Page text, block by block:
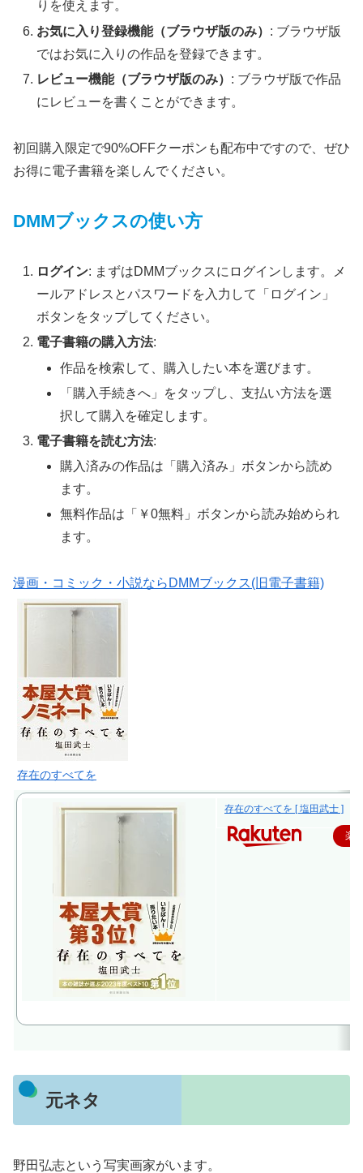
りを使えます。
お気に入り登録機能（ブラウザ版のみ） : ブラウザ版
ではお気に入りの作品を登録できます。
レビュー機能（ブラウザ版のみ） : ブラウザ版で作品
にレビューを書くことができます。
初回購入限定で90%OFFクーポンも配布中ですので、ぜひ
お得に電子書籍を楽しんでください。
DMMブックスの使い方
ログイン: まずはDMMブックスにログインします。メ
ールアドレスとパスワードを入力して「ログイン」
ボタンをタップしてください。
電子書籍の購入方法:
作品を検索して、購入したい本を選びます。
「購入手続きへ」をタップし、支払い方法を選
択して購入を確定します。
電子書籍を読む方法:
購入済みの作品は「購入済み」ボタンから読め
ます。
無料作品は「￥0無料」ボタンから読み始められ
ます。
漫画・コミック・小説ならDMMブックス(旧電子書籍)
存在のすべてを
存在のすべてを [ 塩田武士 ]
楽
元ネタ
野田弘志という写実画家がいます。